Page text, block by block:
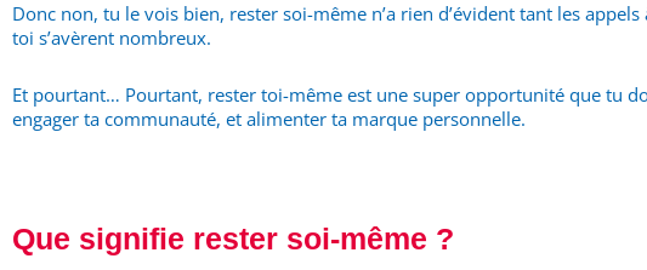
Donc non, tu le vois bien, rester soi-même n’a rien d’évident tant les
toi s’avèrent nombreux.
Et pourtant… Pourtant, rester toi-même est une super opportunité que tu
engager ta communauté, et alimenter ta marque personnelle.
Que signifie rester soi-même ?